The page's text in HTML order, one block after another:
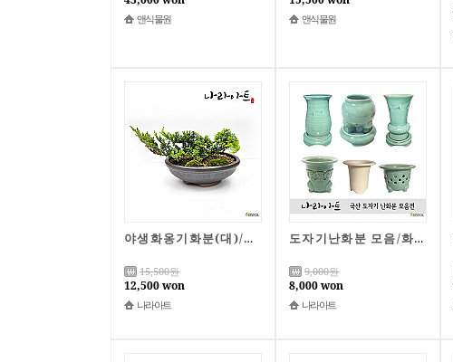
앤식물원 앤식물원
야생화옹기화분(대)/화분/다육화분/옹기화분/분재화분
15,500원
12,500 won
나라아트
도자기난화분 모음/화분/도자기/풍란분/청자화분/도자기화분/난화분/나라아트
9,000원
8,000 won
나라아트